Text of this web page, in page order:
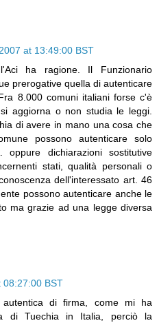
at 13:49:00 BST
ha ragione. Il Funzionario
prerogative quella di autenticare
8.000 comuni italiani forse c'è
aggiorna o non studia le leggi.
di avere in mano una cosa che
possono autenticare solo
oppure dichiarazioni sostitutive
stati, qualità personali o
dell'interessato art. 46
possono autenticare anche le
ma grazie ad una legge diversa
08:27:00 BST
di firma, come mi ha
di Tuechia in Italia, perciò la